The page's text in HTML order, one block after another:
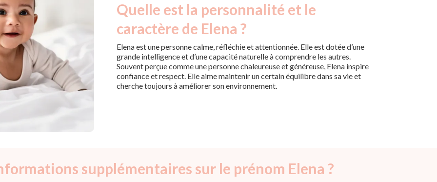
Quelle est la personnalité et le
caractère de Elena ?
Elena est une personne calme, réfléchie et attentionnée. Elle est dotée d’une
grande intelligence et d’une capacité naturelle à comprendre les autres.
Souvent perçue comme une personne chaleureuse et généreuse, Elena inspire
confiance et respect. Elle aime maintenir un certain équilibre dans sa vie et
cherche toujours à améliorer son environnement.
supplémentaires sur le prénom Elena ?